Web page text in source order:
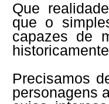
Que
que o
capazes de
Precisamos
personagens